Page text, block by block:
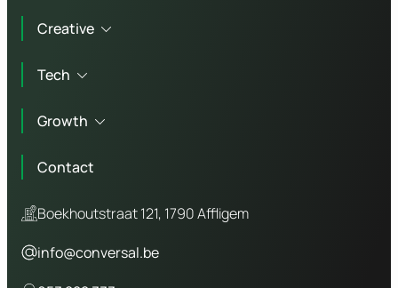
Technisch advies
Marketing advies
Workshops
Creative
Branding
Copywriting
Bedrijfsfotografie
Video agency
Tech
Website laten maken
Webshop laten maken
WordPress website
Laravel website
Growth
Online marketing
SEO
GEO
Contact
Boekhoutstraat 121, 1790 Affligem
info@conversal.be